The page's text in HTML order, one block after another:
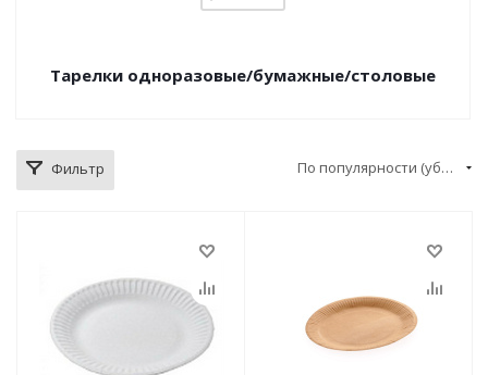
Тарелки одноразовые/бумажные/столовые
Фильтр По популярности (убывание)